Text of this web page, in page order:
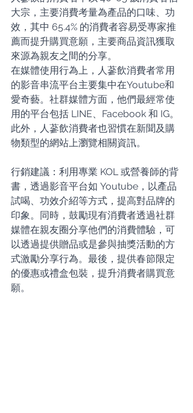
大宗，主要消費考量為產品的口味、功
效，其中 65.4% 的消費者容易受專家推
薦而提升購買意願，主要商品資訊獲取
來源為親友之間的分享。
在媒體使用行為上，人蔘飲消費者常用
的影音串流平台主要集中在Youtube和
愛奇藝。社群媒體方面，他們最經常使
用的平台包括 LINE、Facebook 和 IG。
此外，人蔘飲消費者也習慣在新聞及購
物類型的網站上瀏覽相關資訊。
行銷建議：利用專業 KOL 或營養師的背
書，透過影音平台如 Youtube，以產品
試喝、功效介紹等方式，提高對品牌的
印象。同時，鼓勵現有消費者透過社群
媒體在親友圈分享他們的消費體驗，可
以透過提供贈品或是參與抽獎活動的方
式激勵分享行為。最後，提供春節限定
的優惠或禮盒包裝，提升消費者購買意
願。